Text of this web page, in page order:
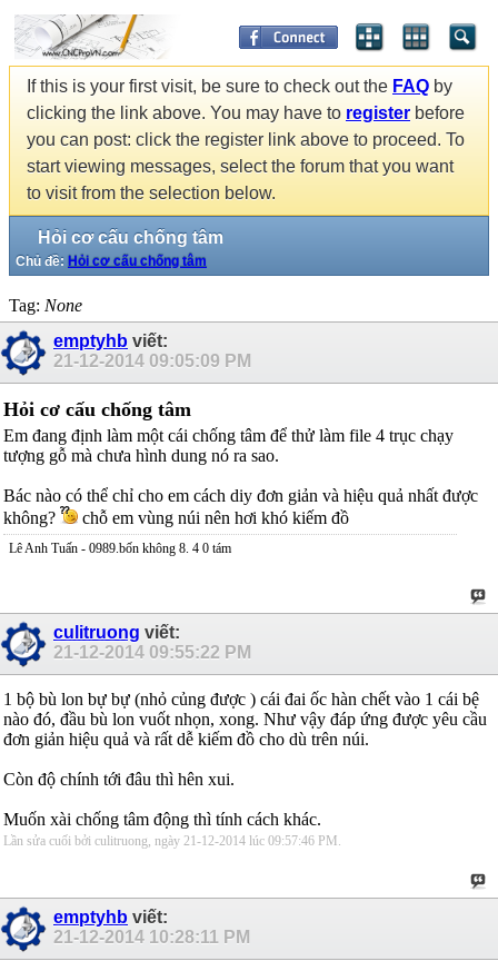
If this is your first visit, be sure to check out the FAQ by
clicking the link above. You may have to register before
you can post: click the register link above to proceed. To
start viewing messages, select the forum that you want
to visit from the selection below.
Hỏi cơ cấu chống tâm
Chủ đề: Hỏi cơ cấu chống tâm
Tag: None
emptyhb viết:
21-12-2014 09:05:09 PM
Hỏi cơ cấu chống tâm
Em đang định làm một cái chống tâm để thử làm file 4 trục chạy
tượng gỗ mà chưa hình dung nó ra sao.
Bác nào có thể chỉ cho em cách diy đơn giản và hiệu quả nhất được
không?
chỗ em vùng núi nên hơi khó kiếm đồ
Lê Anh Tuấn - 0989.bốn không 8. 4 0 tám
culitruong viết:
21-12-2014 09:55:22 PM
1 bộ bù lon bự bự (nhỏ củng được ) cái đai ốc hàn chết vào 1 cái bệ
nào đó, đầu bù lon vuốt nhọn, xong. Như vậy đáp ứng được yêu cầu
đơn giản hiệu quả và rất dễ kiếm đồ cho dù trên núi.
Còn độ chính tới đâu thì hên xui.
Muốn xài chống tâm động thì tính cách khác.
Lần sửa cuối bởi culitruong, ngày 21-12-2014 lúc 09:57:46 PM .
emptyhb viết:
21-12-2014 10:28:11 PM